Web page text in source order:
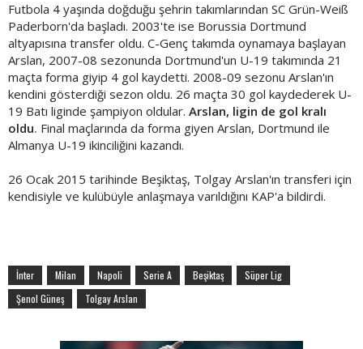
Futbola 4 yaşında doğduğu şehrin takımlarından SC Grün-Weiß
Paderborn'da başladı. 2003'te ise Borussia Dortmund
altyapısına transfer oldu. C-Genç takımda oynamaya başlayan
Arslan, 2007-08 sezonunda Dortmund'un U-19 takımında 21
maçta forma giyip 4 gol kaydetti. 2008-09 sezonu Arslan'ın
kendini gösterdiği sezon oldu. 26 maçta 30 gol kaydederek U-
19 Batı liginde şampiyon oldular. Arslan, ligin de gol kralı
oldu. Final maçlarında da forma giyen Arslan, Dortmund ile
Almanya U-19 ikinciliğini kazandı.
26 Ocak 2015 tarihinde Beşiktaş, Tolgay Arslan'ın transferi için
kendisiyle ve kulübüyle anlaşmaya varıldığını KAP'a bildirdi.
İnter Milan Napoli Serie A Beşiktaş
Süper Lig
Şenol Güneş
Tolgay Arslan